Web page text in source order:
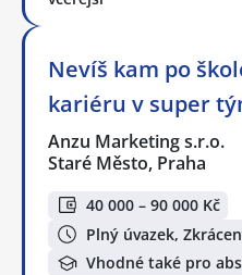
Nevíš kam po
kariéru v super
Anzu Marketing s.r.o.
Staré Město, Praha
40 000 – 90 000 Kč
Plný úvazek,
Vhodné také pro